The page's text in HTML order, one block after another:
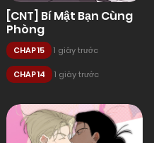
[CNT] Bí Mật Bạn Cùng
Phòng
CHAP 15 1 giây trước
CHAP 14 1 giây trước